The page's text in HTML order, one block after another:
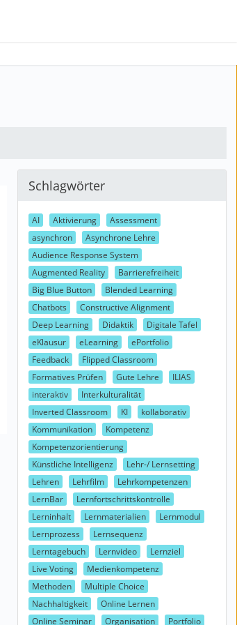
Schlagwörter
AI Aktivierung
Assessment
asynchron
Asynchrone Lehre
Audience Response System
Augmented Reality
Barrierefreiheit
Big Blue Button
Blended Learning
Chatbots
Constructive Alignment
Deep Learning
Didaktik
Digitale Tafel
eKlausur
eLearning
ePortfolio
Feedback
Flipped Classroom
Formatives Prüfen
Gute Lehre
ILIAS
interaktiv
Interkulturalität
Inverted Classroom
KI
kollaborativ
Kommunikation
Kompetenz
Kompetenzorientierung
Künstliche Intelligenz
Lehr-/ Lernsetting
Lehren
Lehrfilm
Lehrkompetenzen
LernBar
Lernfortschrittskontrolle
Lerninhalt
Lernmaterialien
Lernmodul
Lernprozess
Lernsequenz
Lerntagebuch
Lernvideo
Lernziel
Live Voting
Medienkompetenz
Methoden
Multiple Choice
Nachhaltigkeit
Online Lernen
Online Seminar
Organisation Portfolio